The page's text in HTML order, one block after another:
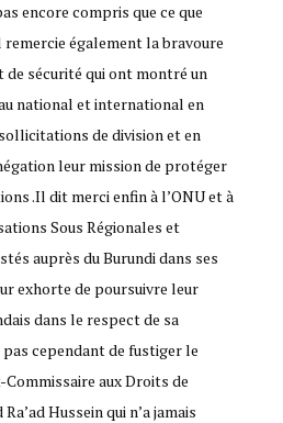
encore compris que ce que
remercie également la bravoure
de sécurité qui ont montré un
national et international en
de division et en
leur mission de protéger
.Il dit merci enfin à l’ONU et à
Sous Régionales et
auprès du Burundi dans ses
exhorte de poursuivre leur
dans le respect de sa
pas cependant de fustiger le
aux Droits de
Hussein qui n’a jamais